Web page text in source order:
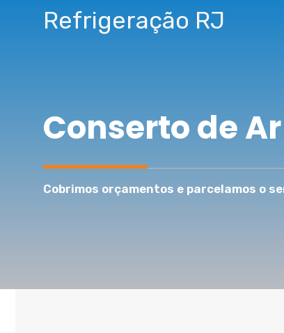
Refrigeração RJ
Conserto de
Cobrimos orçamentos e parcelamos o